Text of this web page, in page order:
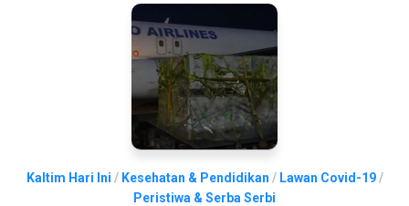
Kaltim Hari Ini / Kesehatan & Pendidikan / Lawan Covid-19/
Peristiwa & Serba Serbi